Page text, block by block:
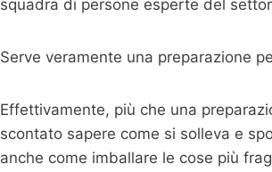
squadra di persone esperte del
Serve veramente una preparazione
Effettivamente, più che una
scontato sapere come si solleva e
anche come imballare le cose più